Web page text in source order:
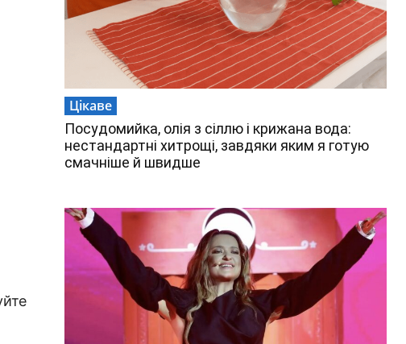
Цікаве
Посудомийка, олія з сіллю і крижана вода:
нестандартні хитрощі, завдяки яким я готую
смачніше й швидше